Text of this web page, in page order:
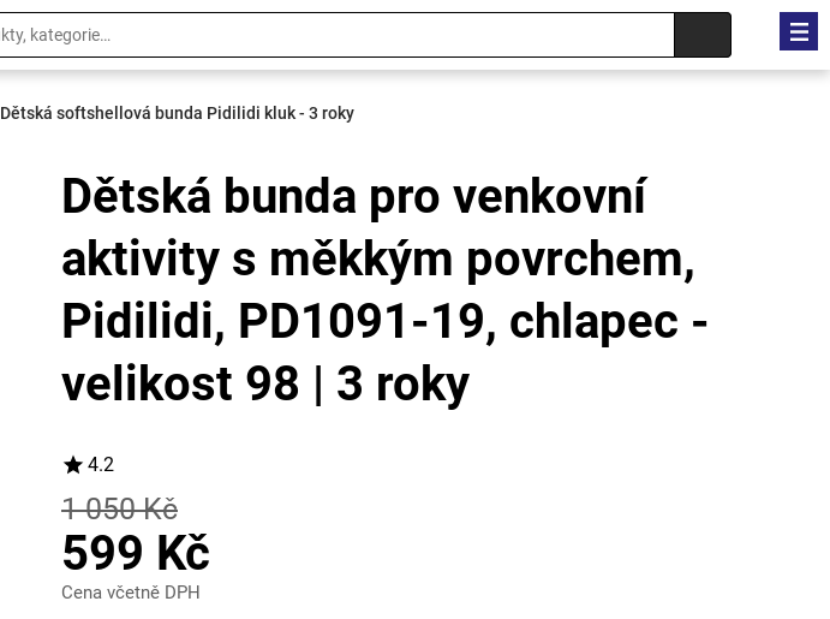
Dětská softshellová bunda Pidilidi kluk - 3 roky
Dětská bunda pro venkovní
aktivity s měkkým povrchem,
Pidilidi, PD1091-19, chlapec -
velikost 98 | 3 roky
4.2
1 050 Kč
599 Kč
Cena včetně DPH